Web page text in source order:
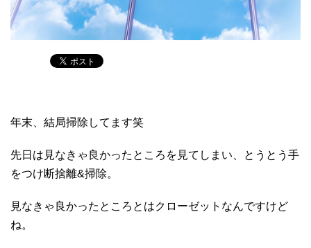
年末、結局掃除してます笑
先日は見なきゃ良かったところを見てしまい、とうとう手
をつけ断捨離&掃除。
見なきゃ良かったところとはクローゼットなんですけど
ね。